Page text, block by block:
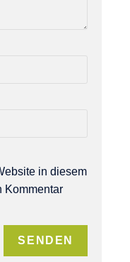
in diesem
Kommentar